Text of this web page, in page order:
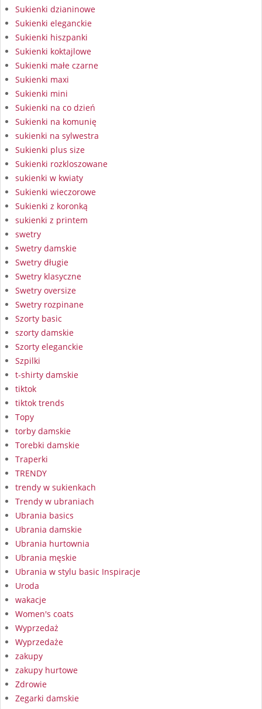
Sukienki dzianinowe
Sukienki eleganckie
Sukienki hiszpanki
Sukienki koktajlowe
Sukienki małe czarne
Sukienki maxi
Sukienki mini
Sukienki na co dzień
Sukienki na komunię
sukienki na sylwestra
Sukienki plus size
Sukienki rozkloszowane
sukienki w kwiaty
Sukienki wieczorowe
Sukienki z koronką
sukienki z printem
swetry
Swetry damskie
Swetry długie
Swetry klasyczne
Swetry oversize
Swetry rozpinane
Szorty basic
szorty damskie
Szorty eleganckie
Szpilki
t-shirty damskie
tiktok
tiktok trends
Topy
torby damskie
Torebki damskie
Traperki
TRENDY
trendy w sukienkach
Trendy w ubraniach
Ubrania basics
Ubrania damskie
Ubrania hurtownia
Ubrania męskie
Ubrania w stylu basic Inspiracje
Uroda
wakacje
Women's coats
Wyprzedaż
Wyprzedaże
zakupy
zakupy hurtowe
Zdrowie
Zegarki damskie